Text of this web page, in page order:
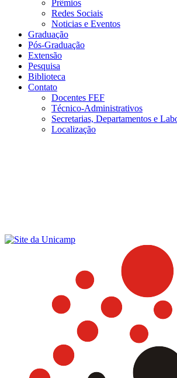
Prêmios
Redes Sociais
Noticias e Eventos
Graduação
Pós-Graduação
Extensão
Pesquisa
Biblioteca
Contato
Docentes FEF
Técnico-Administrativos
Secretarias, Departamentos e
Localização